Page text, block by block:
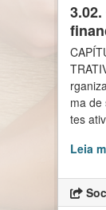
ma de
tes
Leia